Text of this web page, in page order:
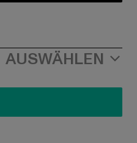
AUSWÄHLEN